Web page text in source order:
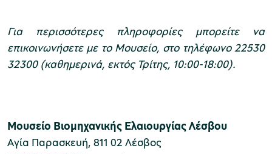
Για περισσότερες πληροφορίες μπορείτε να
επικοινωνήσετε με το Μουσείο, στο τηλέφωνο 22530
32300 (καθημερινά, εκτός Τρίτης, 10:00-18:00).
Μουσείο Βιομηχανικής Ελαιουργίας Λέσβου
Αγία Παρασκευή, 811 02 Λέσβος